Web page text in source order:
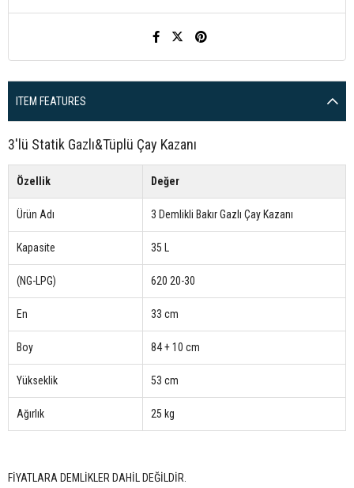
ITEM FEATURES
3'lü Statik Gazlı&Tüplü Çay Kazanı
Özellik Değer
Ürün Adı 3 Demlikli Bakır Gazlı Çay Kazanı
Kapasite 35 L
(NG-LPG) 620 20-30
En 33 cm
Boy 84 + 10 cm
Yükseklik 53 cm
Ağırlık 25 kg
FİYATLARA DEMLİKLER DAHİL DEĞİLDİR.